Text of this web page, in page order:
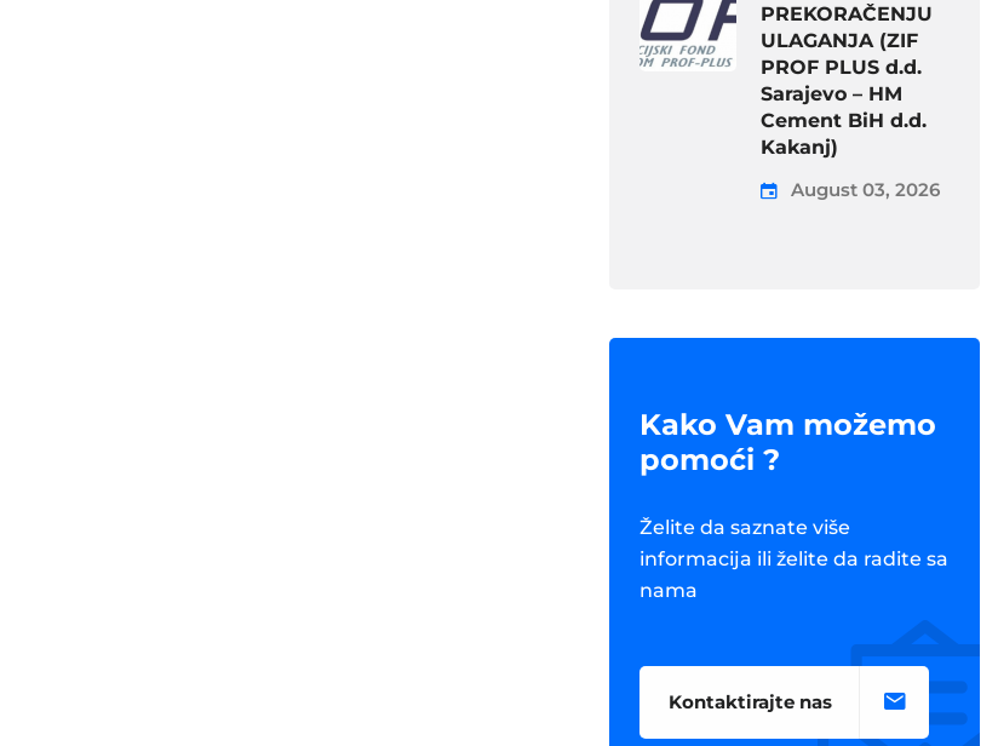
PREKORAČENJU
ULAGANJA (ZIF
PROF PLUS d.d.
Sarajevo – HM
Cement BiH d.d.
Kakanj)
August 03, 2026
Kako Vam možemo
pomoći ?
Želite da saznate više
informacija ili želite da radite sa
nama
Kontaktirajte nas